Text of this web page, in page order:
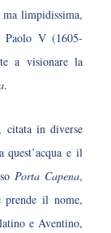
limpidissima,
Paolo V (1605-
a visionare la
.
citata in diverse
e il
Porta Capena,
prende il nome,
e Aventino,